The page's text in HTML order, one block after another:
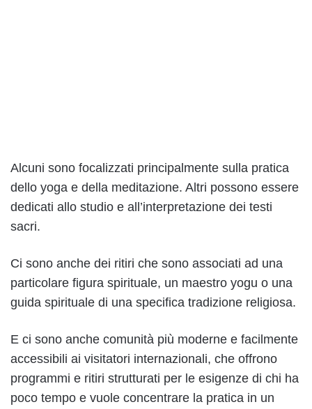
Alcuni sono focalizzati principalmente sulla pratica
dello yoga e della meditazione. Altri possono essere
dedicati allo studio e all’interpretazione dei testi
sacri.
Ci sono anche dei ritiri che sono associati ad una
particolare figura spirituale, un maestro yogu o una
guida spirituale di una specifica tradizione religiosa.
E ci sono anche comunità più moderne e facilmente
accessibili ai visitatori internazionali, che offrono
programmi e ritiri strutturati per le esigenze di chi ha
poco tempo e vuole concentrare la pratica in un